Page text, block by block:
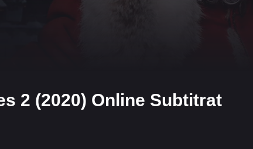
2 (2020) Online Subtitrat